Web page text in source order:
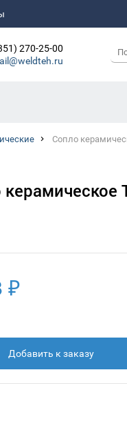
270-25-00
Сопло
керамическое
₽
Добавить к заказу